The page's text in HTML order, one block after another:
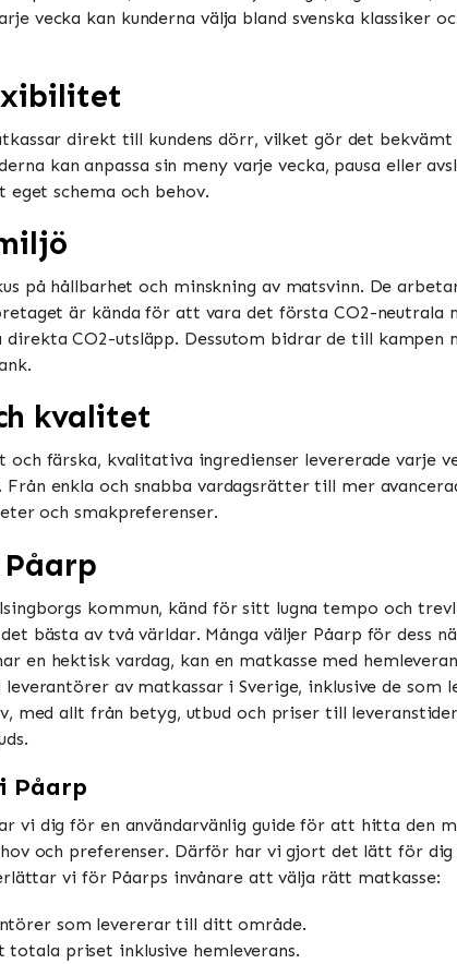
vecka kan kunderna välja bland svenska
direkt till kundens dörr, vilket gör det
kan anpassa sin meny varje vecka, pausa eller
schema och behov.
på hållbarhet och minskning av matsvinn. De
är kända för att vara det första CO2-neutrala
direkta CO2-utsläpp. Dessutom bidrar de till
kvalitet
färska, kvalitativa ingredienser levererade varje
Från enkla och snabba vardagsrätter till mer
och smakpreferenser.
kommun, känd för sitt lugna tempo och
bästa av två världar. Många väljer Påarp för
en hektisk vardag, kan en matkasse med
av matkassar i Sverige, inklusive de som
med allt från betyg, utbud och priser till
Påarp
vi dig för en användarvänlig guide för att hitta den
och preferenser. Därför har vi gjort det lätt för
vi för Påarps invånare att välja rätt matkasse:
som levererar till ditt område.
priset inklusive hemleverans.